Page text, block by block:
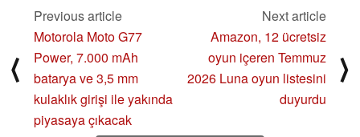
⟨
Previous article
Motorola Moto G77
Power, 7.000 mAh
batarya ve 3,5 mm
kulaklık girişi ile yakında
piyasaya çıkacak
Next article
Amazon, 12 ücretsiz
oyun içeren Temmuz
2026 Luna oyun listesini
duyurdu
⟩